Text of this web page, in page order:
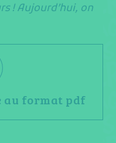
! Aujourd’hui, on
au format pdf